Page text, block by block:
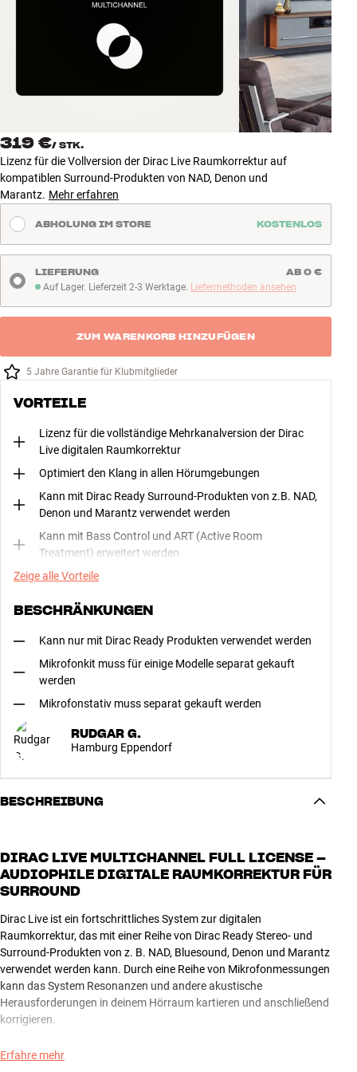
INSPIRATION
MARKEN
NEUHEITEN
ANGEBOTE
Store Finden
Kundendienst
Kundendienst
Bauen mit Klang
319 €/ STK.
Lizenz für die Vollversion der Dirac Live Raumkorrektur auf
kompatiblen Surround-Produkten von NAD, Denon und
Marantz. Mehr erfahren
ABHOLUNG IM STORE KOSTENLOS
Auf Lager. Lieferzeit 2-3 Werktage
Auf Lager. Lieferzeit 2-3 Werktage. Liefermethoden ansehen
LIEFERUNG AB 0 €
ZUM WARENKORB HINZUFÜGEN
5 Jahre Garantie für Klubmitglieder
VORTEILE
Lizenz für die vollständige Mehrkanalversion der Dirac
Live digitalen Raumkorrektur
Optimiert den Klang in allen Hörumgebungen
Kann mit Dirac Ready Surround-Produkten von z.B. NAD,
Denon und Marantz verwendet werden
Kann mit Bass Control und ART (Active Room
Treatment) erweitert werden
Zeige alle Vorteile
BESCHRÄNKUNGEN
Kann nur mit Dirac Ready Produkten verwendet werden
Mikrofonkit muss für einige Modelle separat gekauft
werden
Mikrofonstativ muss separat gekauft werden
RUDGAR G.
Hamburg Eppendorf
BESCHREIBUNG
DIRAC LIVE MULTICHANNEL FULL LICENSE –
AUDIOPHILE DIGITALE RAUMKORREKTUR FÜR
SURROUND
Dirac Live ist ein fortschrittliches System zur digitalen
Raumkorrektur, das mit einer Reihe von Dirac Ready Stereo- und
Surround-Produkten von z. B. NAD, Bluesound, Denon und Marantz
verwendet werden kann. Durch eine Reihe von Mikrofonmessungen
kann das System Resonanzen und andere akustische
Herausforderungen in deinem Hörraum kartieren und anschließend
korrigieren.
Dirac Live kann eine deutliche Verbesserung deiner Klangqualität
Erfahre mehr